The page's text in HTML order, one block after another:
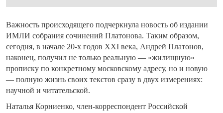
Важность происходящего подчеркнула новость об издании
ИМЛИ собрания сочинений Платонова. Таким образом,
сегодня, в начале 20-х годов XXI века, Андрей Платонов,
наконец, получил не только реальную — «жилищную»
прописку по конкретному московскому адресу, но и новую
— полную жизнь своих текстов сразу в двух измерениях:
научной и читательской.
Наталья Корниенко, член-корреспондент Российской